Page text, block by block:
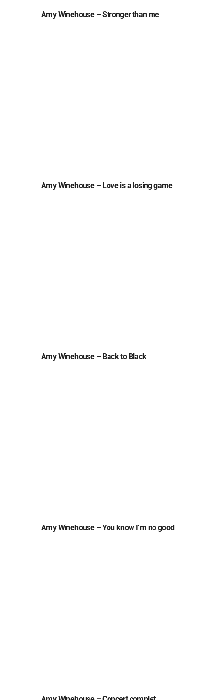
Amy Winehouse – Stronger than me
Amy Winehouse – Love is a losing game
Amy Winehouse – Back to Black
Amy Winehouse – You know I’m no good